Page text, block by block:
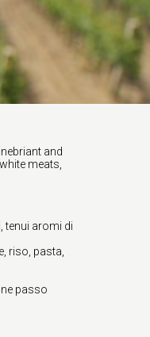
and
meats,
tenui aromi di
riso, pasta,
passo